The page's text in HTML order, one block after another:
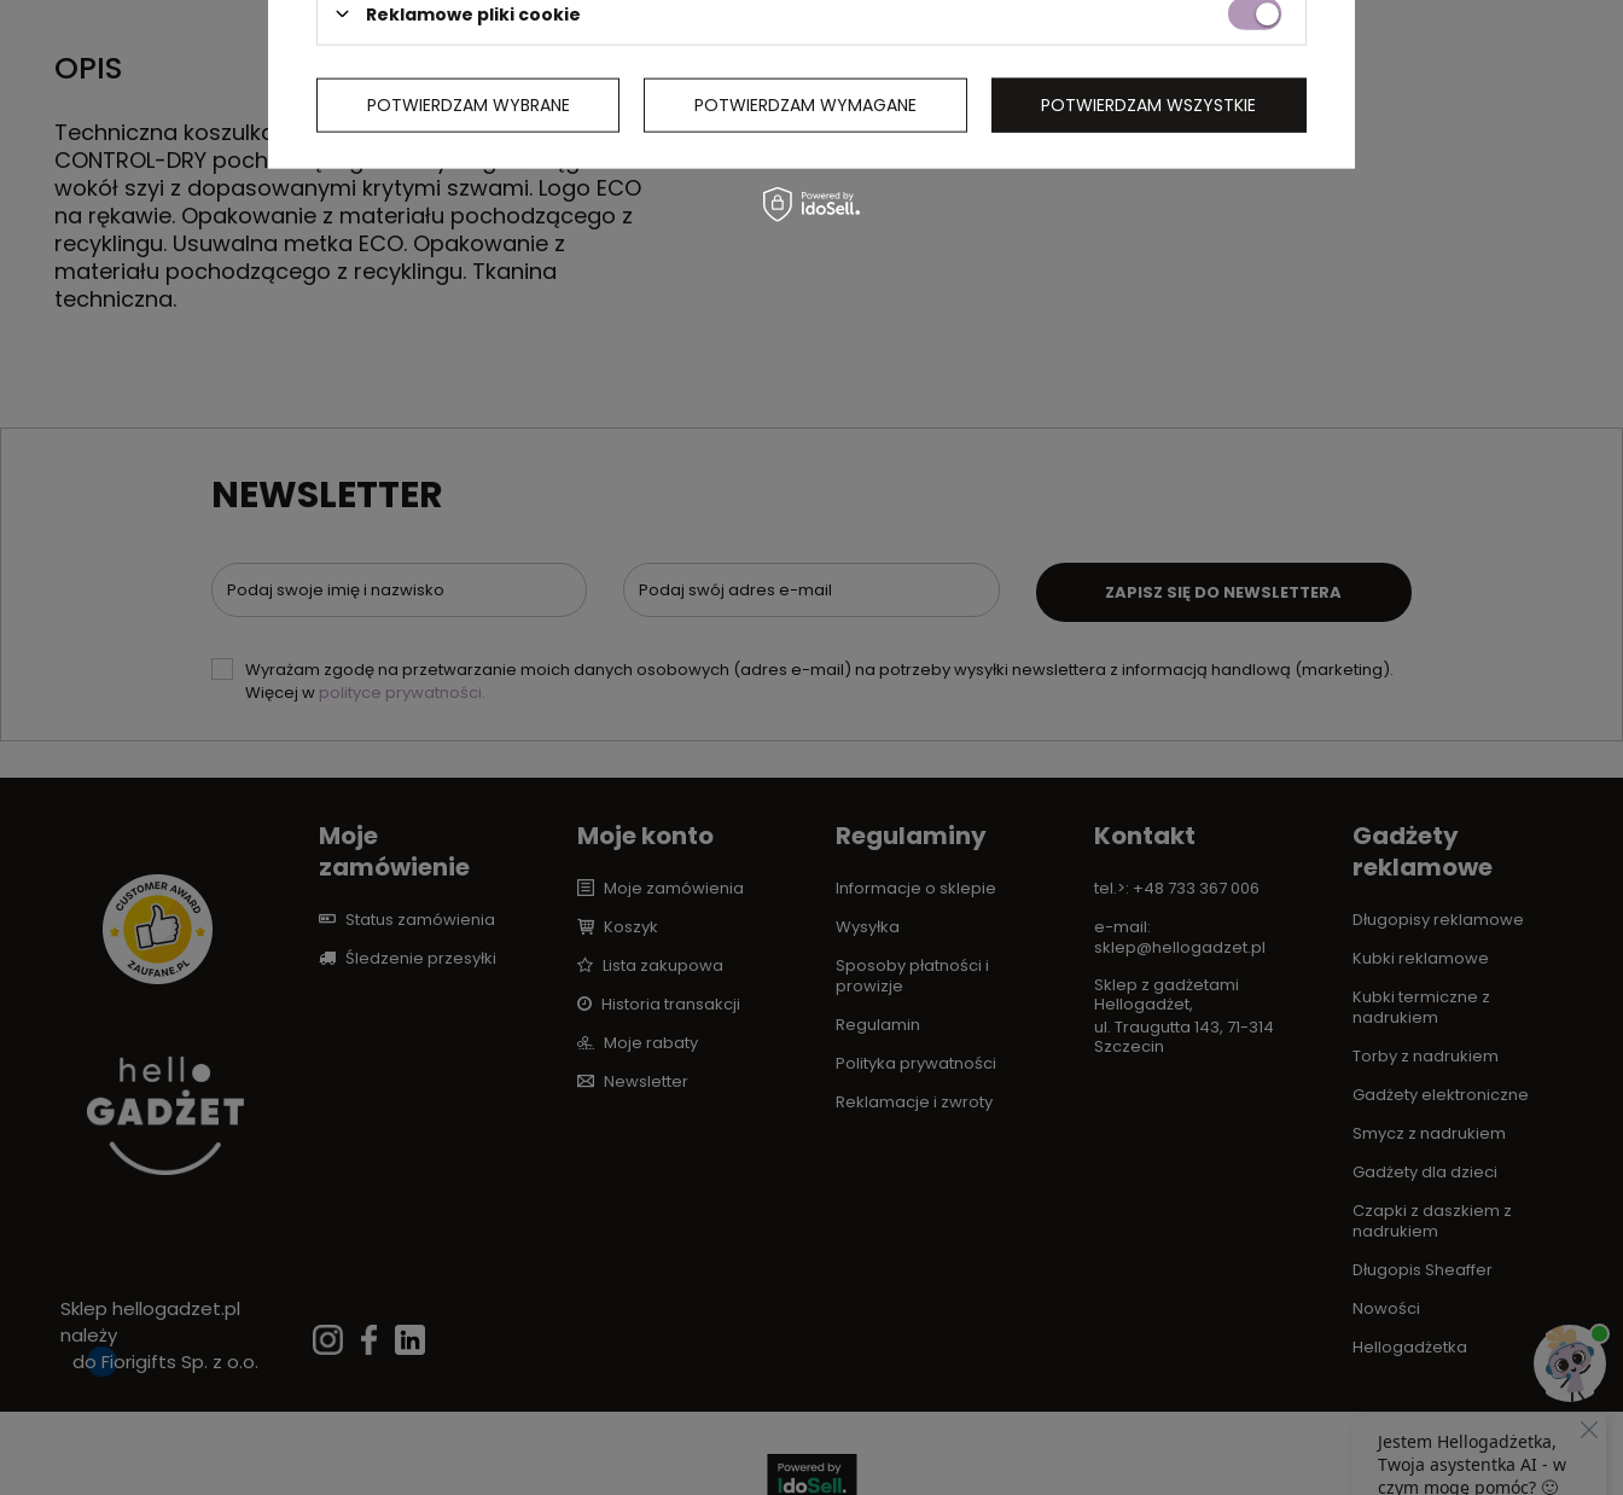
OPIS
Techniczna koszulka z krótkim rękawem z poliestru
CONTROL-DRY pochodzącego z recyklingu. Ściągacz
wokół szyi z dopasowanymi krytymi szwami. Logo ECO
na rękawie. Opakowanie z materiału pochodzącego z
recyklingu. Usuwalna metka ECO. Opakowanie z
materiału pochodzącego z recyklingu. Tkanina
techniczna.
NEWSLETTER
Podaj swoje imię i nazwisko Podaj swój adres e-mail
Wyrażam zgodę na przetwarzanie moich danych osobowych (adres e-mail) na potrzeby wysyłki newslettera z informacją handlową (marketing).
Więcej w polityce prywatności.
ZAPISZ SIĘ DO NEWSLETTERA
Sklep hellogadzet.pl
należy
do Fiorigifts Sp. z o.o.
Moje
zamówienie
Status zamówienia
Śledzenie przesyłki
Moje konto
Moje zamówienia
Koszyk
Lista zakupowa
Historia transakcji
Moje rabaty
Newsletter
Regulaminy
Informacje o sklepie
Wysyłka
Sposoby płatności i
prowizje
Regulamin
Polityka prywatności
Reklamacje i zwroty
Kontakt
tel.>: +48 733 367 006
e-mail:
sklep@hellogadzet.pl
Sklep z gadżetami
Hellogadżet,
ul. Traugutta 143, 71-314
Szczecin
Gadżety
reklamowe
Długopisy reklamowe
Kubki reklamowe
Kubki termiczne z
nadrukiem
Torby z nadrukiem
Gadżety elektroniczne
Smycz z nadrukiem
Gadżety dla dzieci
Czapki z daszkiem z
nadrukiem
Długopis Sheaffer
Nowości
Hellogadżetka
Reklamowe pliki cookie
POTWIERDZAM WYBRANE POTWIERDZAM WYMAGANE POTWIERDZAM WSZYSTKIE